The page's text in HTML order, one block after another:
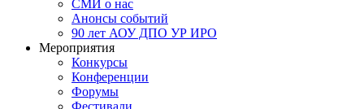
СМИ о нас
Анонсы событий
90 лет АОУ ДПО УР ИРО
Мероприятия
Конкурсы
Конференции
Форумы
Фестивали